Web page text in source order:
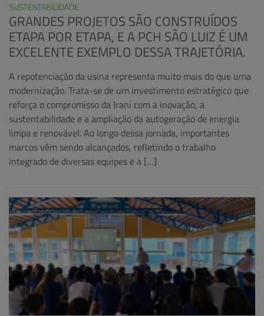
SUSTENTABILIDADE
GRANDES PROJETOS SÃO CONSTRUÍDOS
ETAPA POR ETAPA, E A PCH SÃO LUIZ É UM
EXCELENTE EXEMPLO DESSA TRAJETÓRIA.
A repotenciação da usina representa muito mais do que uma
modernização. Trata-se de um investimento estratégico que
reforça o compromisso da Irani com a inovação, a
sustentabilidade e a ampliação da autogeração de energia
limpa e renovável. Ao longo dessa jornada, importantes
marcos vêm sendo alcançados, refletindo o trabalho
integrado de diversas equipes e a […]